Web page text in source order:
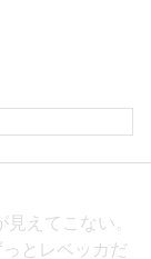
えてこない。
とレベッカだ